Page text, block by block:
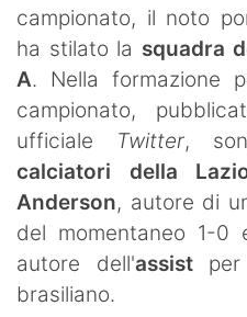
campionato, il noto
ha stilato la squadra
A. Nella formazione
campionato,
ufficiale Twitter,
calciatori della
Anderson, autore di
del momentaneo 1-0
autore dell'assistper
brasiliano.